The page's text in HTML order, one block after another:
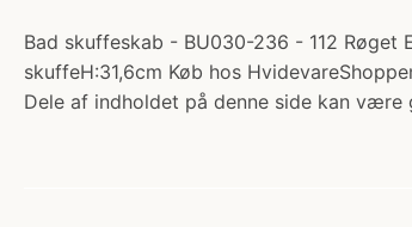
Bad skuffeskab - BU030-236 - 112
skuffeH:31,6cm Køb hos
Dele af indholdet på denne side kan